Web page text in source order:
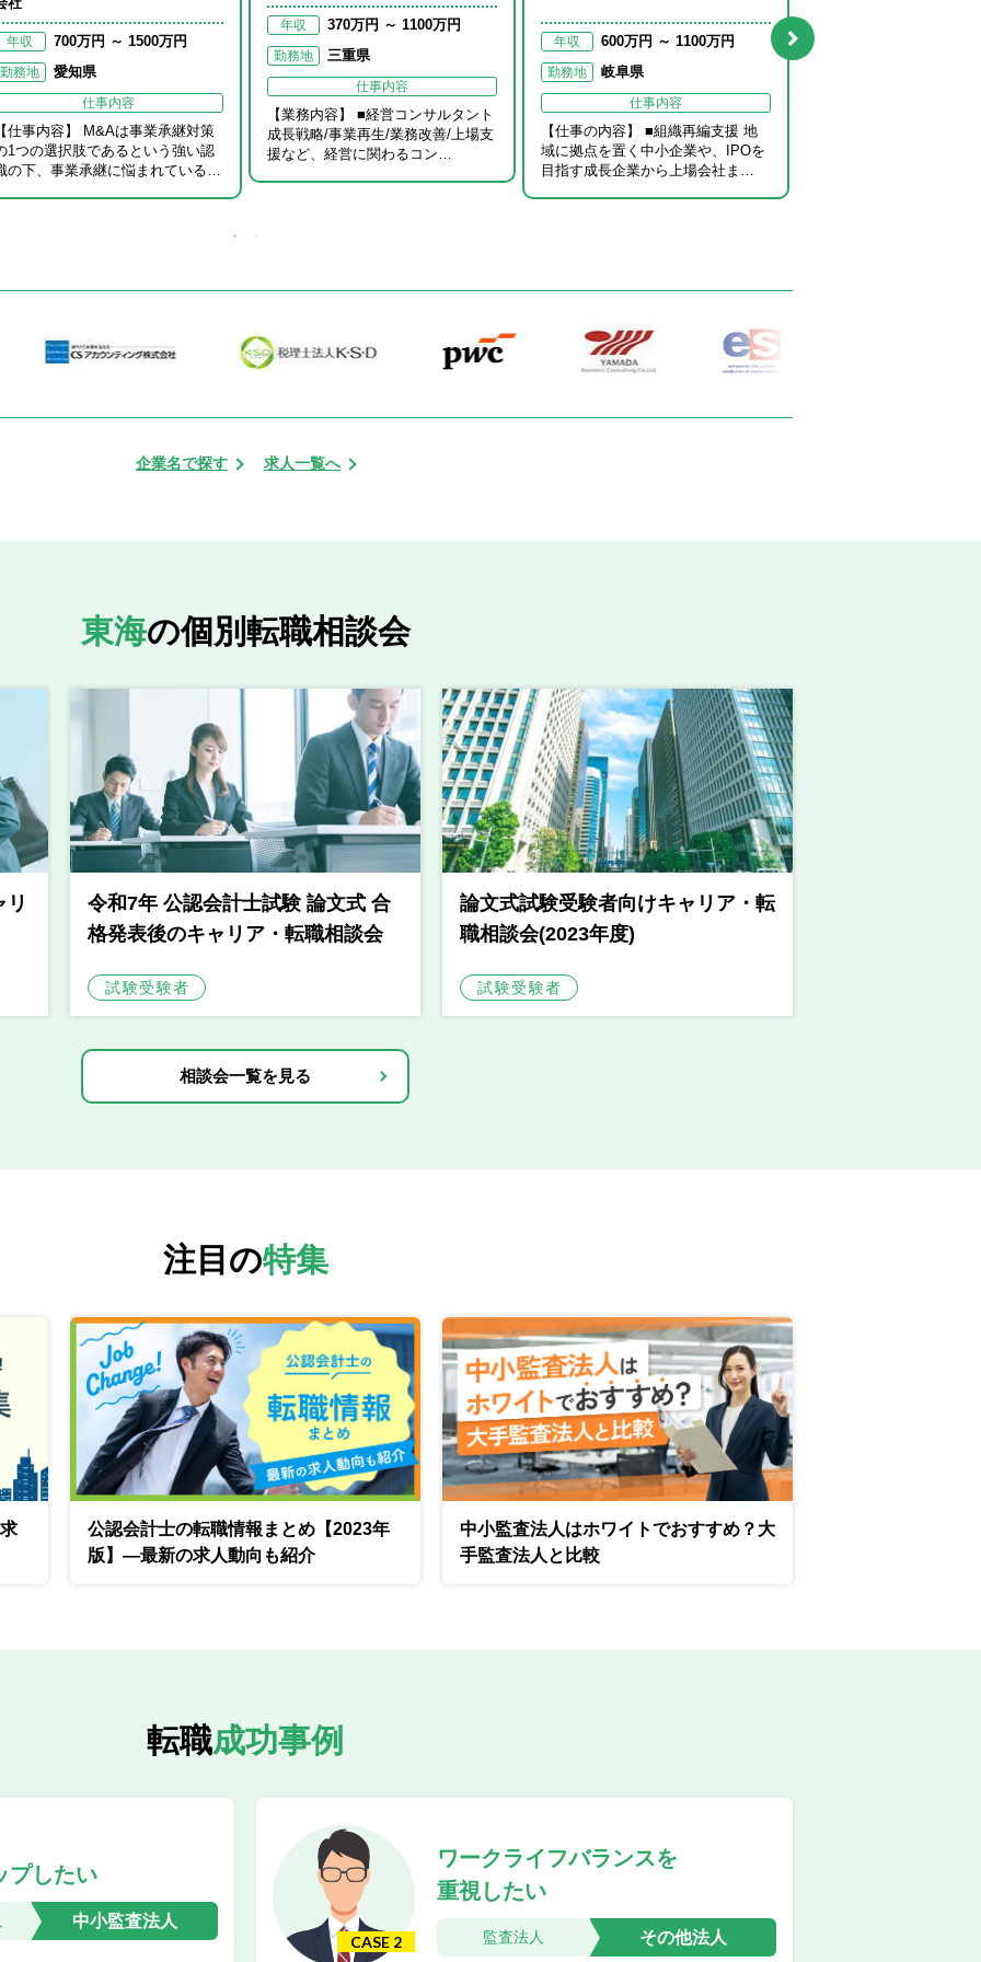
年収 700万円 ～ 1500万円
勤務地 愛知県
仕事内容
仕事内容】 M&Aは事業承継対策
1つの選択肢であるという強い認
の下、事業承継に悩まれている…
年収 370万円 ～ 1100万円
勤務地 三重県
仕事内容
【業務内容】 ■経営コンサルタント
成長戦略/事業再生/業務改善/上場支
援など、経営に関わるコン…
年収 600万円 ～ 1100万円
勤務地 岐阜県
仕事内容
【仕事の内容】 ■組織再編支援 地
域に拠点を置く中小企業や、IPOを
目指す成長企業から上場会社ま…
企業名で探す 求人一覧へ
東海の個別転職相談会
令和7年 公認会計士試験 論文式 合
格発表後のキャリア・転職相談会
試験受験者
論文式試験受験者向けキャリア・転
職相談会(2023年度)
試験受験者
相談会一覧を見る
注目の特集
公認会計士の転職情報まとめ【2023年
版】―最新の求人動向も紹介
中小監査法人はホワイトでおすすめ？大
手監査法人と比較
転職成功事例
プしたい
中小監査法人
ワークライフバランスを
重視したい
監査法人 その他法人
CASE 2